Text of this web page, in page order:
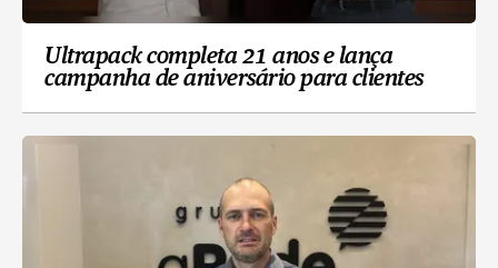
Ultrapack completa 21 anos e lança
campanha de aniversário para clientes